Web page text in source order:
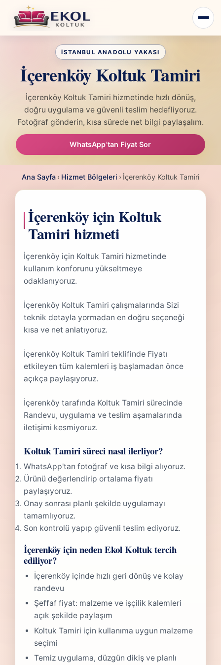
İçerenköy Koltuk Tamiri
İçerenköy Koltuk Tamiri hizmetinde hızlı dönüş,
doğru uygulama ve güvenli teslim hedefliyoruz.
Fotoğraf gönderin, kısa sürede net bilgi paylaşalım.
WhatsApp'tan Fiyat Sor
Ana Sayfa › Hizmet Bölgeleri › İçerenköy Koltuk Tamiri
İçerenköy için Koltuk
Tamiri hizmeti
İçerenköy için Koltuk Tamiri hizmetinde
kullanım konforunu yükseltmeye
odaklanıyoruz.
İçerenköy Koltuk Tamiri çalışmalarında Sizi
teknik detayla yormadan en doğru seçeneği
kısa ve net anlatıyoruz.
İçerenköy Koltuk Tamiri teklifinde Fiyatı
etkileyen tüm kalemleri iş başlamadan önce
açıkça paylaşıyoruz.
İçerenköy tarafında Koltuk Tamiri sürecinde
Randevu, uygulama ve teslim aşamalarında
iletişimi kesmiyoruz.
Koltuk Tamiri süreci nasıl ilerliyor?
WhatsApp'tan fotoğraf ve kısa bilgi alıyoruz.
Ürünü değerlendirip ortalama fiyatı
paylaşıyoruz.
Onay sonrası planlı şekilde uygulamayı
tamamlıyoruz.
Son kontrolü yapıp güvenli teslim ediyoruz.
İçerenköy için neden Ekol Koltuk tercih
ediliyor?
İçerenköy içinde hızlı geri dönüş ve kolay
randevu
Şeffaf fiyat: malzeme ve işçilik kalemleri
açık şekilde paylaşım
Koltuk Tamiri için kullanıma uygun malzeme
seçimi
Temiz uygulama, düzgün dikiş ve planlı